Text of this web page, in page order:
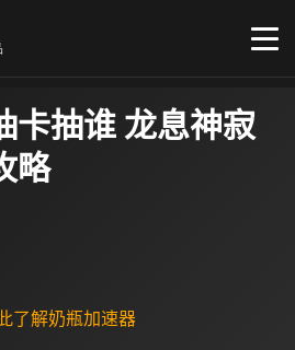
卡抽谁 龙息神寂
略
了解奶瓶加速器